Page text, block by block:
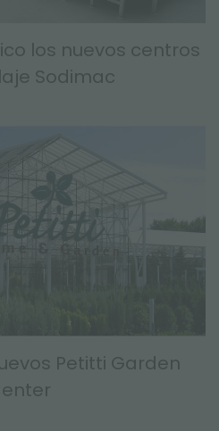
los nuevos centros
Sodimac
Petitti Garden